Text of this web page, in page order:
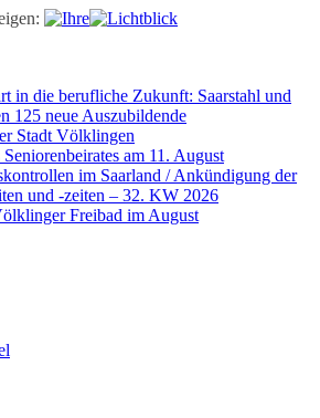
in die berufliche Zukunft: Saarstahl und
125 neue Auszubildende
Stadt Völklingen
Seniorenbeirates am 11. August
im Saarland / Ankündigung der
und -zeiten – 32. KW 2026
Freibad im August